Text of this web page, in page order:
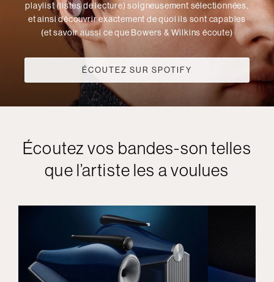
playlist (listes de lecture) soigneusement sélectionnées,
et ainsi découvrir exactement de quoi ils sont capables
(et savoir aussi ce que Bowers & Wilkins écoute)
ÉCOUTEZ SUR SPOTIFY
Écoutez vos bandes-son telles
que l’artiste les a voulues